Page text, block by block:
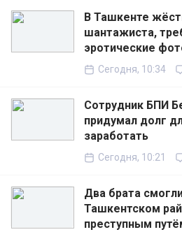
В Ташкенте
шантажиста,
эротические
Сегодня, 10:34
Сотрудник БПИ
придумал долг
заработать
Сегодня, 10:21
Два брата
Ташкентском
преступным